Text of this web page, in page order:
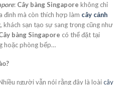
: Cây bàng Singapore không chỉ
đình mà còn thích hợp làm cây cảnh
khách sạn tạo sự sang trọng cũng như
bàng Singapore có thể đặt tại
hoặc phòng bếp…
người vẫn nói rằng đây là loàicây